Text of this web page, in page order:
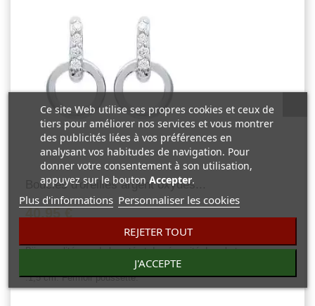
Boucles d'oreilles argent oxydes...
Bijou qualité rare de beauté et de pérennité dans le temps
tendance. Hauteur de la boucle :2cm-Au plus large de la boucle
:1,5 cm. Fermoir poussette.
Ce site Web utilise ses propres cookies et ceux de
tiers pour améliorer nos services et vous montrer
des publicités liées à vos préférences en
analysant vos habitudes de navigation. Pour
donner votre consentement à son utilisation,
appuyez sur le bouton Accepter.
Plus d'informations Personnaliser les cookies
REJETER TOUT
J'ACCEPTE